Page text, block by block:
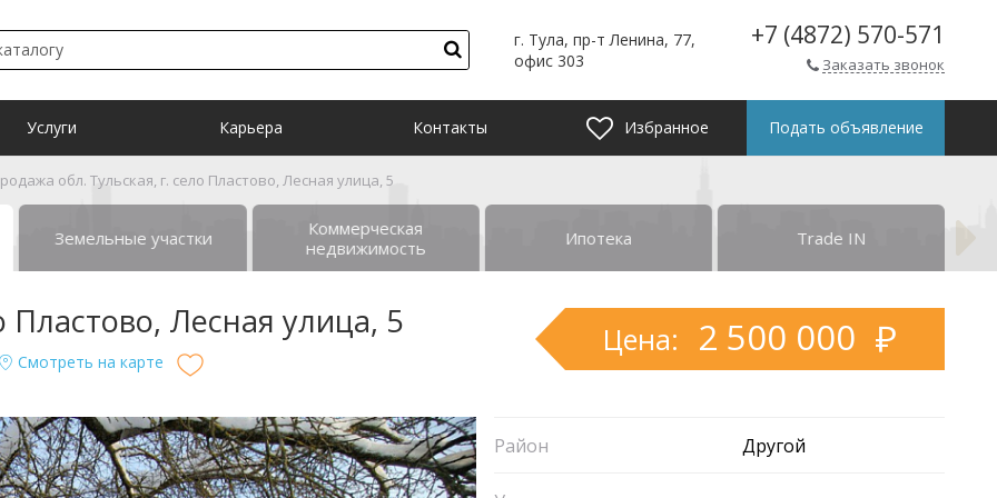
г. Тула, пр-т Ленина, 77,
офис 303
+7 (4872) 570-571
Заказать звонок
Услуги Карьера Контакты Избранное Подать объявление
обл. Тульская, г. село Пластово, Лесная улица, 5
Земельные участки
Коммерческая
недвижимость
Ипотека Trade IN
Пластово, Лесная улица, 5
Смотреть на карте
Цена: 2 500 000
Район Другой